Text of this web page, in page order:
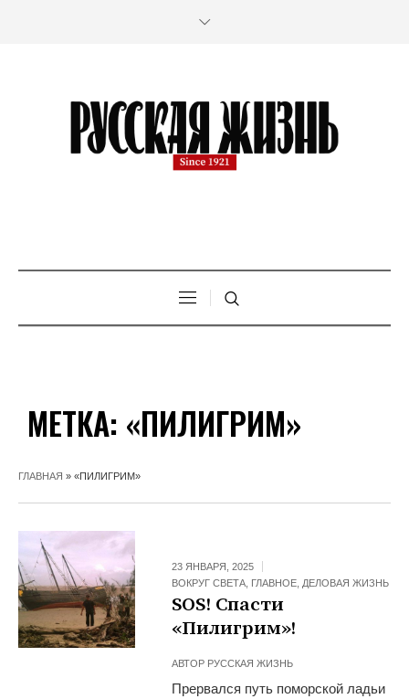
МЕТКА: «ПИЛИГРИМ»
ГЛАВНАЯ » «ПИЛИГРИМ»
23 ЯНВАРЯ, 2025
ВОКРУГ СВЕТА ГЛАВНОЕ ДЕЛОВАЯ ЖИЗНЬ
SOS! Спасти
«Пилигрим»!
АВТОР РУССКАЯ ЖИЗНЬ
Прервался путь поморской ладьи